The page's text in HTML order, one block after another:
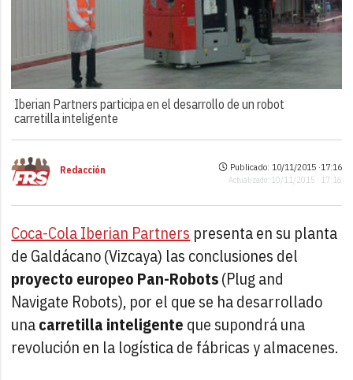
Iberian Partners participa en el desarrollo de un robot
carretilla inteligente
Redacción Publicado: 10/11/2015 ·17:16
Actualizado: 10/11/2015 · 17:16
Coca-Cola Iberian Partners presenta en su planta
de Galdácano (Vizcaya) las conclusiones del
proyecto europeo Pan-Robots(Plug and
Navigate Robots), por el que se ha desarrollado
unacarretilla inteligente que supondrá una
revolución en la logística de fábricas y almacenes.